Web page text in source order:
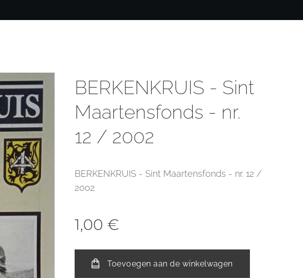
BERKENKRUIS - Sint
Maartensfonds - nr.
12 / 2002
BERKENKRUIS - Sint Maartensfonds - nr. 12 /
2002
1,00 €
Toevoegen aan de winkelwagen